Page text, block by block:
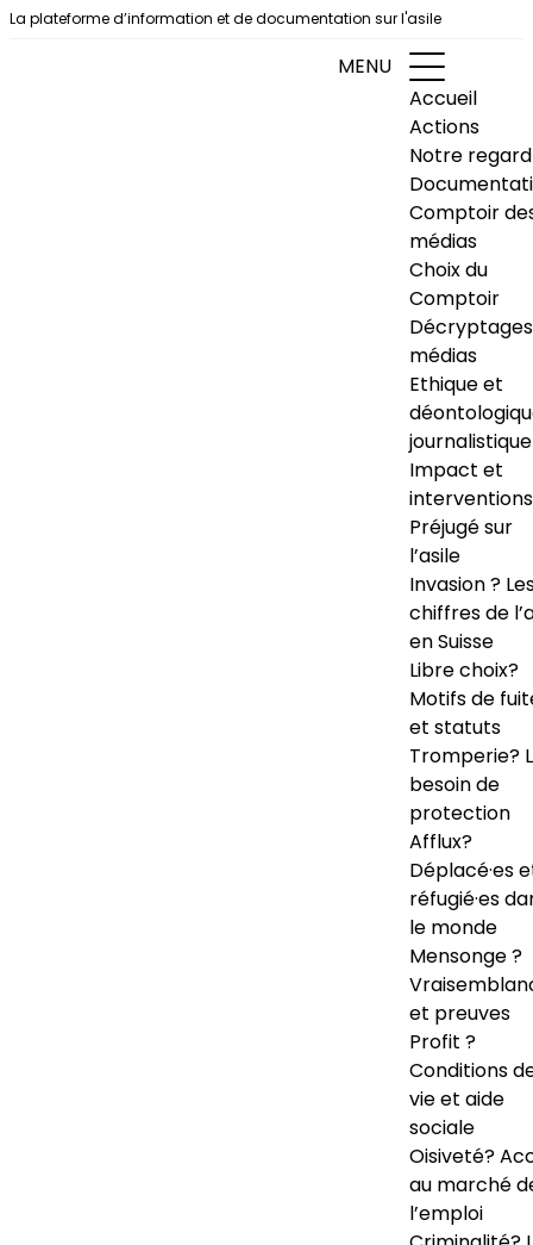
Aller au contenu
La plateforme d’information et de documentation sur l'asile
MENU
Accueil
Actions
Notre regard
Comptoir
médias
Choix du
Comptoir
Décryptages
médias
Ethique et
journalistique
Impact et
interventions
Préjugé sur
l’asile
Invasion ?
chiffres de
en Suisse
Libre choix?
Motifs de
et statuts
Tromperie?
besoin de
protection
Afflux?
Déplacé·es
réfugié·es
le monde
Mensonge ?
et preuves
Profit ?
Conditions
vie et aide
sociale
Oisiveté?
au marché
l’emploi